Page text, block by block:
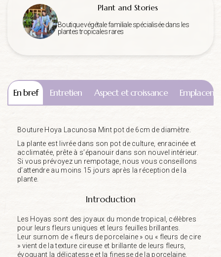
Plant and Stories
Boutique végétale familiale spécialisée dans les
plantes tropicales rares
En bref Entretien Aspect et croissance
Bouture Hoya Lacunosa Mint pot de 6cm de diamètre.
La plante est livrée dans son pot de culture, enracinée et
acclimatée, prête à s’épanouir dans son nouvel intérieur.
Si vous prévoyez un rempotage, nous vous conseillons
d’attendre au moins 15 jours après la réception de la
plante.
Introduction
Les Hoyas sont des joyaux du monde tropical, célèbres
pour leurs fleurs uniques et leurs feuilles brillantes.
Leur surnom de « fleurs de porcelaine » ou « fleurs de cire
» vient de la texture cireuse et brillante de leurs fleurs,
évoquant la délicatesse et la finesse de la porcelaine.